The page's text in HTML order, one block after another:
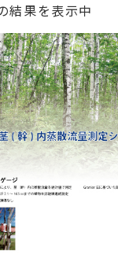
結果を表示中